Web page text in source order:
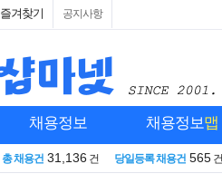
즐겨찾기 공지사항
채용정보 채용정보맵
총 채용건 31,136 건 당일등록 채용건 565 건